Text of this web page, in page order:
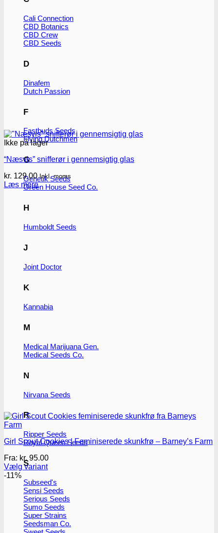
Cali Connection
CBD Botanics
CBD Crew
CBD Seeds
D
Dinafem
Dutch Passion
F
Fastbuds Seeds
Flying Dutchmen
G
Genetik Seeds
Green House Seed Co.
H
Humboldt Seeds
J
Joint Doctor
K
Kannabia
M
Medical Marijuana Gen.
Medical Seeds Co.
N
Nirvana Seeds
R
Ripper Seeds
Royal Queen Seeds
S
Subseed's
Sensi Seeds
Serious Seeds
Sumo Seeds
Super Strains
Seedsman Co.
Ikke på lager
“Næsvis” snifferør i gennemsigtig glas
kr. 129.00 Inkl. moms
Læs mere
Girl Scout Cookies | Feminiserede skunkfrø – Barney’s Farm
Fra: kr. 95.00
Vælg variant
Dette
varianter.
Mulighederne
-11%